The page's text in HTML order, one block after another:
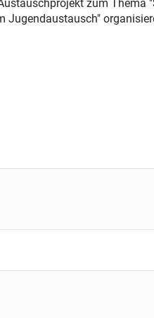
zum Thema
Jugendaustausch"